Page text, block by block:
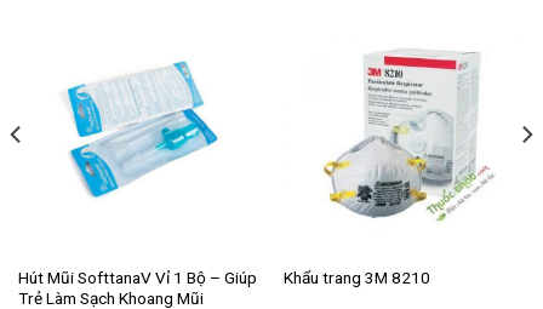
Hút Mũi SofttanaV Vỉ 1 Bộ – Giúp
Trẻ Làm Sạch Khoang Mũi
Khẩu trang 3M 8210